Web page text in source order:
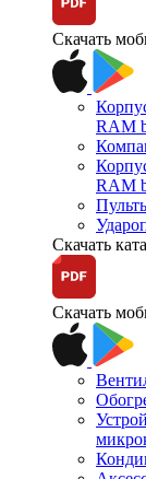
Скачать
RAM
RAM
Скачать
Скачать